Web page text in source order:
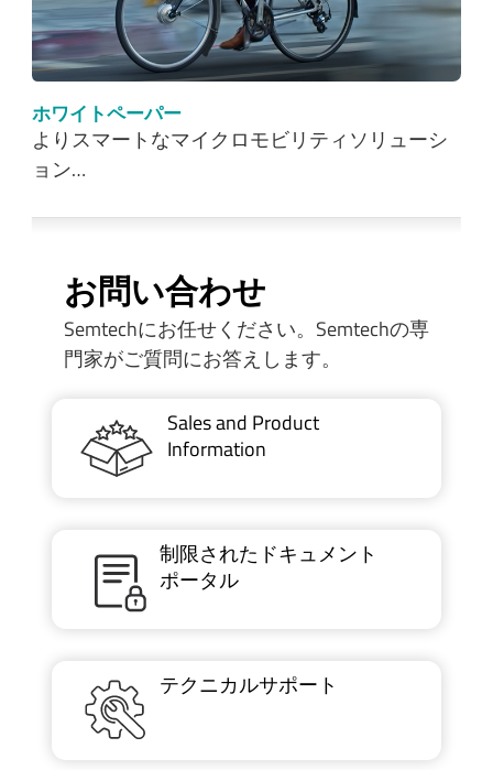
ホワイトペーパー
よりスマートなマイクロモビリティソリューシ
ョン…
お問い合わせ
Semtechにお任せください。Semtechの専
門家がご質問にお答えします。
Sales and Product
Information
制限されたドキュメント
ポータル
テクニカルサポート